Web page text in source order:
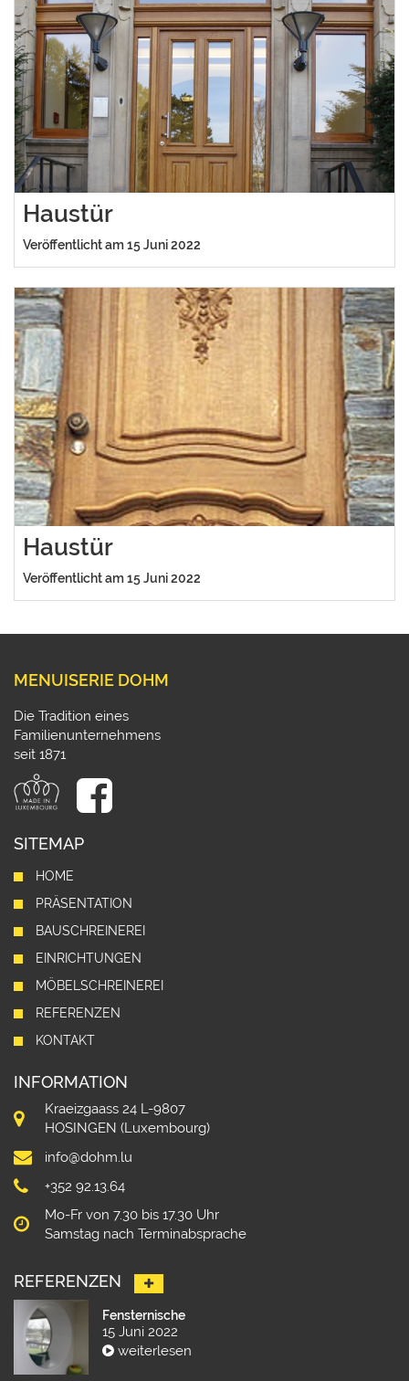
Haustür
Veröffentlicht am 15 Juni 2022
Haustür
Veröffentlicht am 15 Juni 2022
MENUISERIE DOHM
Die Tradition eines
Familienunternehmens
seit 1871
SITEMAP
HOME
PRÄSENTATION
BAUSCHREINEREI
EINRICHTUNGEN
MÖBELSCHREINEREI
REFERENZEN
KONTAKT
INFORMATION
Kraeizgaass 24 L-9807
HOSINGEN (Luxembourg)
info@dohm.lu
+352 92.13.64
Mo-Fr von 7.30 bis 17.30 Uhr
Samstag nach Terminabsprache
REFERENZEN
Fensternische
15 Juni 2022
weiterlesen